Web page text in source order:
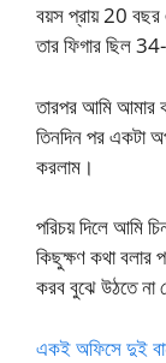
বয়স প্রায় 20 বছর
তার ফিগার ছিল
তারপর আমি আমার
তিনদিন পর একটা
করলাম।
পরিচয় দিলে আমি
কিছুক্ষণ কথা বলার
করব বুঝে উঠতে না
একই অফিসে দুই